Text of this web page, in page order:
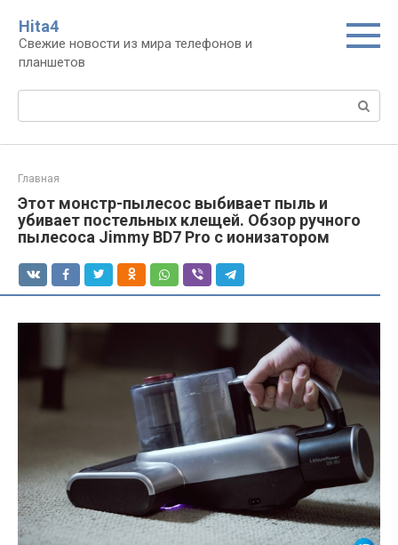
контенту
Нita4
Свежие новости из мира телефонов и
планшетов
Поиск:
Главная
Этот монстр-пылесос выбивает пыль и
убивает постельных клещей. Обзор ручного
пылесоса Jimmy BD7 Pro с ионизатором